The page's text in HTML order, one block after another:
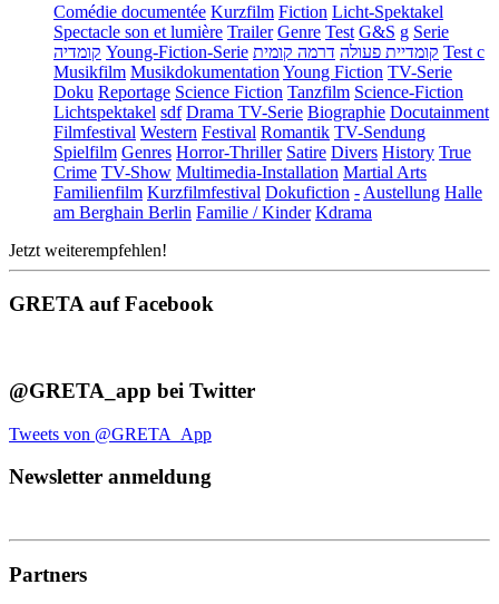
Comédie documentée Kurzfilm Fiction Licht-Spektakel
Spectacle son et lumière Trailer Genre Test G&S g Serie
קומדיה Young-Fiction-Serie קומדיית פעולה דרמה קומית
Test c
Musikfilm Musikdokumentation Young Fiction TV-Serie
Doku Reportage Science Fiction Tanzfilm Science-Fiction
Lichtspektakel sdf Drama TV-Serie Biographie Docutainment
Filmfestival Western Festival Romantik TV-Sendung
Spielfilm Genres Horror-Thriller Satire Divers History True
Crime TV-Show Multimedia-Installation Martial Arts
Familienfilm Kurzfilmfestival Dokufiction - Austellung Halle
am Berghain Berlin Familie / Kinder Kdrama
Jetzt weiterempfehlen!
GRETA auf Facebook
@GRETA_app bei Twitter
Tweets von @GRETA_App
Newsletter anmeldung
Partners